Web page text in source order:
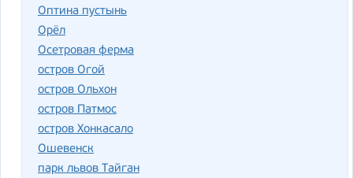
Оптина пустынь
Орёл
Осетровая ферма
остров Огой
остров Ольхон
остров Патмос
остров Хонкасало
Ошевенск
парк львов Тайган